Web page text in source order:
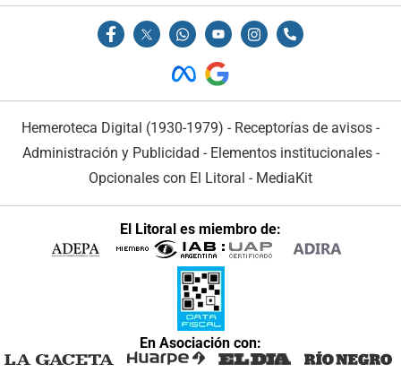
Hemeroteca Digital (1930-1979) - Receptorías de avisos -
Administración y Publicidad - Elementos institucionales-
Opcionales con El Litoral - MediaKit
El Litoral es miembro de:
En Asociación con: